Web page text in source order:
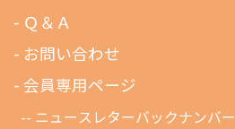
Ｑ＆Ａ
お問い合わせ
会員専用ページ
ニュースレターバックナンバー